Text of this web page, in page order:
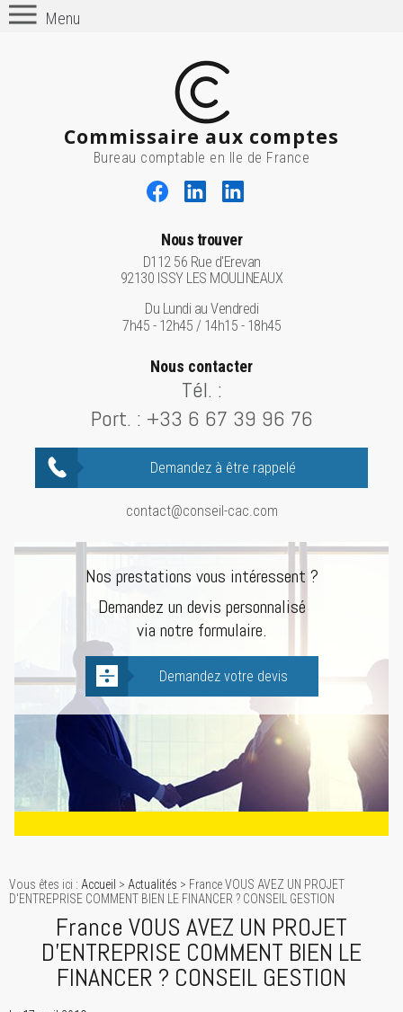
Menu
Commissaire aux comptes
Bureau comptable en Ile de France
Nous trouver
D112 56 Rue d'Erevan
92130 ISSY LES MOULINEAUX
Du Lundi au Vendredi
7h45 - 12h45 / 14h15 - 18h45
Nous contacter
Tél. :
Port. : +33 6 67 39 96 76
Demandez à être rappelé
contact@conseil-cac.com
Nos prestations vous intéressent ?
Demandez un devis personnalisé
via notre formulaire.
Demandez votre devis
Vous êtes ici : Accueil > Actualités > France VOUS AVEZ UN PROJET
D'ENTREPRISE COMMENT BIEN LE FINANCER ? CONSEIL GESTION
France VOUS AVEZ UN PROJET
D'ENTREPRISE COMMENT BIEN LE
FINANCER ? CONSEIL GESTION